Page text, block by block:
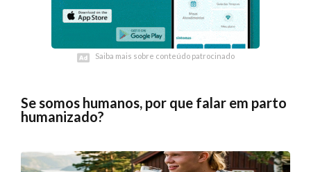
Saiba mais sobre conteúdo patrocinado
Saiba mais sobre conteúdo patrocinado
Se somos humanos, por que falar em parto
humanizado?